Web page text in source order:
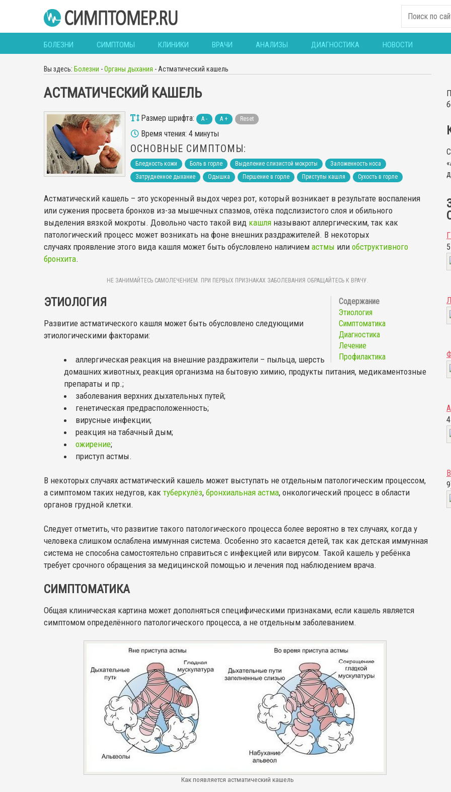
БОЛЕЗНИ СИМПТОМЫ КЛИНИКИ ВРАЧИ АНАЛИЗЫ ДИАГНОСТИКА НОВОСТИ
Вы здесь: Болезни -Органы дыхания - Астматический кашель
АСТМАТИЧЕСКИЙ КАШЕЛЬ
Размер шрифта: A - A + Reset
Время чтения: 4 минуты
ОСНОВНЫЕ СИМПТОМЫ:
Бледность кожи Боль в горле Выделение слизистой мокроты
Заложенность носа
Затрудненное дыхание
Одышка Першение в горле Приступы кашля Сухость в горле
Астматический кашель – это ускоренный выдох через рот, который возникает в результате воспаления
или сужения просвета бронхов из-за мышечных спазмов, отёка подслизистого слоя и обильного
выделения вязкой мокроты. Довольно часто такой вид кашля называют аллергическим, так как
патологический процесс может возникать на фоне внешних раздражителей. В некоторых
случаях проявление этого вида кашля может быть обусловлено наличием астмы или обструктивного
бронхита.
НЕ ЗАНИМАЙТЕСЬ САМОЛЕЧЕНИЕМ. ПРИ ПЕРВЫХ ПРИЗНАКАХ ЗАБОЛЕВАНИЯ ОБРАЩАЙТЕСЬ К ВРАЧУ.
Этиология
Симптоматика
Диагностика
Лечение
Профилактика
ЭТИОЛОГИЯ
Развитие астматического кашля может быть обусловлено следующими
этиологическими факторами:
аллергическая реакция на внешние раздражители – пыльца, шерсть
домашних животных, реакция организма на бытовую химию, продукты питания, медикаментозные
препараты и пр.;
заболевания верхних дыхательных путей;
генетическая предрасположенность;
вирусные инфекции;
реакция на табачный дым;
ожирение;
приступ астмы.
В некоторых случаях астматический кашель может выступать не отдельным патологическим процессом,
а симптомом таких недугов, как туберкулёз, бронхиальная астма, онкологический процесс в области
органов грудной клетки.
Следует отметить, что развитие такого патологического процесса более вероятно в тех случаях, когда у
человека слишком ослаблена иммунная система. Особенно это касается детей, так как детская иммунная
система не способна самостоятельно справиться с инфекцией или вирусом. Такой кашель у ребёнка
требует срочного обращения за медицинской помощью и лечения под наблюдением врача.
СИМПТОМАТИКА
Общая клиническая картина может дополняться специфическими признаками, если кашель является
симптомом определённого патологического процесса, а не отдельным заболеванием.
Как появляется астматический кашель